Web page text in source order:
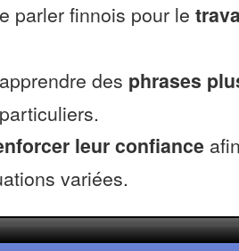
parler finnois pour le
des phrases
leur confiance
variées.